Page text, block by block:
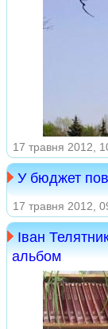
17 травня 2012,
У бюджет
17 травня 2012,
Іван
альбом